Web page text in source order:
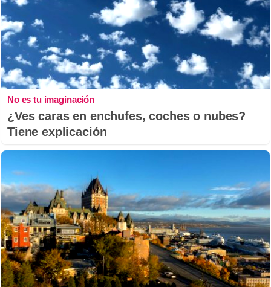
No es tu imaginación
¿Ves caras en enchufes, coches o nubes?
Tiene explicación